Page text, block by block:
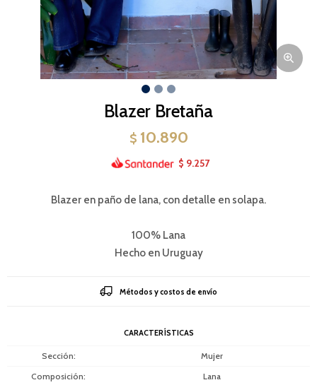
Blazer Bretaña
$ 10.890
$ 9.257
Blazer en paño de lana, con detalle en solapa.
100% Lana
Hecho en Uruguay
Métodos y costos de envío
CARACTERÍSTICAS
Sección
Mujer
Composición
Lana